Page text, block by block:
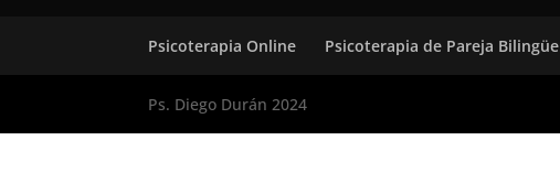
Psicoterapia Online Psicoterapia de Pareja Bilingüe
Ps. Diego Durán 2024